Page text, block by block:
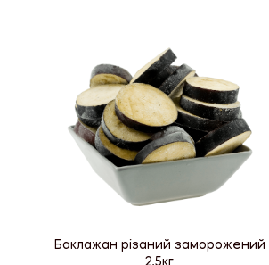
Баклажан різаний заморожений
2,5кг